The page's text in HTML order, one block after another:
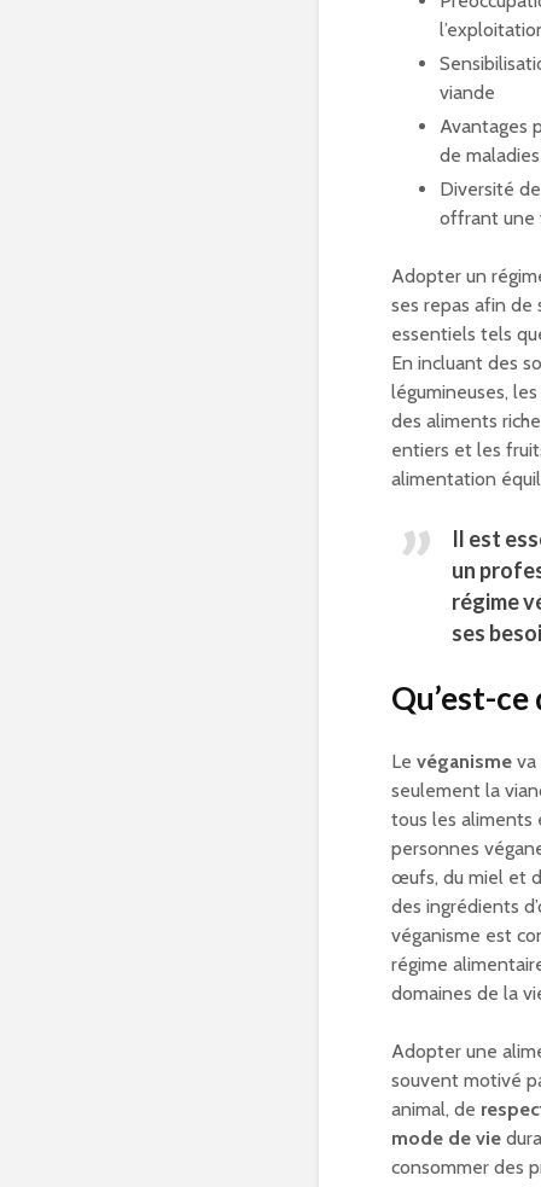
viande
Avantages
de
Diversité
offrant une
Adopter un
ses repas afin de
essentiels tels
En incluant des
légumineuses,
des aliments
entiers et les
alimentation
Il est
un
régime
ses
Qu’est-ce
Levéganisme va
seulement la
tous les aliments
personnes
œufs, du miel et
des ingrédients
véganisme est
régime
domaines de la
Adopter une
souvent motivé
animal, de
mode de vie
consommer des